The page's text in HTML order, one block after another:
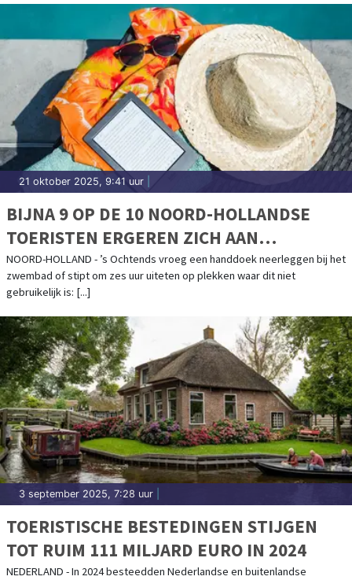
21 oktober 2025, 9:41 uur
BIJNA 9 OP DE 10 NOORD-HOLLANDSE
TOERISTEN ERGEREN ZICH AAN
LANDGENOTEN OP VAKANTIE
NOORD-HOLLAND - ’s Ochtends vroeg een handdoek neerleggen bij het
zwembad of stipt om zes uur uiteten op plekken waar dit niet
gebruikelijk is: [...]
3 september 2025, 7:28 uur
TOERISTISCHE BESTEDINGEN STIJGEN
TOT RUIM 111 MILJARD EURO IN 2024
NEDERLAND - In 2024 besteedden Nederlandse en buitenlandse